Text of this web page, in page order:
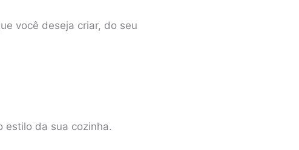
você deseja criar, do seu
estilo da sua cozinha.